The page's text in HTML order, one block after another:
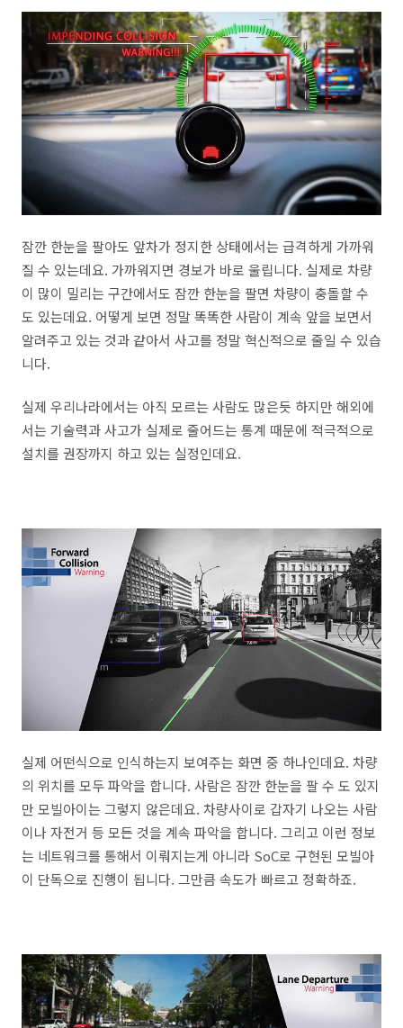
잠깐 한눈을 팔아도 앞차가 정지한 상태에서는 급격하게 가까워
질 수 있는데요. 가까워지면 경보가 바로 울립니다. 실제로 차량
이 많이 밀리는 구간에서도 잠깐 한눈을 팔면 차량이 충돌할 수
도 있는데요. 어떻게 보면 정말 똑똑한 사람이 계속 앞을 보면서
알려주고 있는 것과 같아서 사고를 정말 혁신적으로 줄일 수 있습
니다.
실제 우리나라에서는 아직 모르는 사람도 많은듯 하지만 해외에
서는 기술력과 사고가 실제로 줄어드는 통계 때문에 적극적으로
설치를 권장까지 하고 있는 실정인데요.
실제 어떤식으로 인식하는지 보여주는 화면 중 하나인데요. 차량
의 위치를 모두 파악을 합니다. 사람은 잠깐 한눈을 팔 수 도 있지
만 모빌아이는 그렇지 않은데요. 차량사이로 갑자기 나오는 사람
이나 자전거 등 모든 것을 계속 파악을 합니다. 그리고 이런 정보
는 네트워크를 통해서 이뤄지는게 아니라 SoC로 구현된 모빌아
이 단독으로 진행이 됩니다. 그만큼 속도가 빠르고 정확하죠.